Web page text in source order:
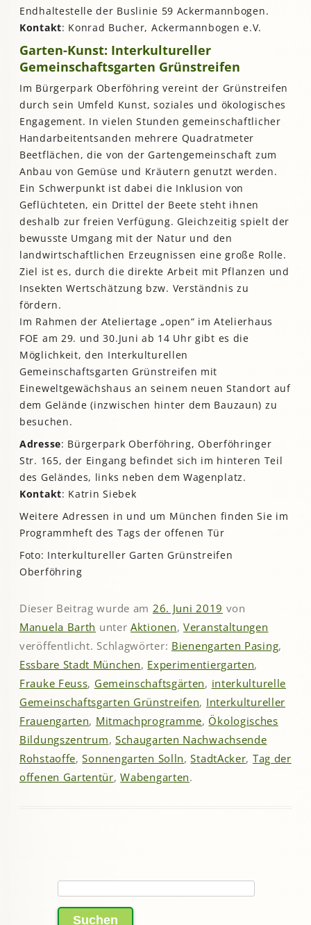
Endhaltestelle der Buslinie 59 Ackermannbogen.
Kontakt: Konrad Bucher, Ackermannbogen e.V.
Garten-Kunst: Interkultureller
Gemeinschaftsgarten Grünstreifen
Im Bürgerpark Oberföhring vereint der Grünstreifen
durch sein Umfeld Kunst, soziales und ökologisches
Engagement. In vielen Stunden gemeinschaftlicher
Handarbeitentsanden mehrere Quadratmeter
Beetflächen, die von der Gartengemeinschaft zum
Anbau von Gemüse und Kräutern genutzt werden.
Ein Schwerpunkt ist dabei die Inklusion von
Geflüchteten, ein Drittel der Beete steht ihnen
deshalb zur freien Verfügung. Gleichzeitig spielt der
bewusste Umgang mit der Natur und den
landwirtschaftlichen Erzeugnissen eine große Rolle.
Ziel ist es, durch die direkte Arbeit mit Pflanzen und
Insekten Wertschätzung bzw. Verständnis zu
fördern.
Im Rahmen der Ateliertage „open“ im Atelierhaus
FOE am 29. und 30.Juni ab 14 Uhr gibt es die
Möglichkeit, den Interkulturellen
Gemeinschaftsgarten Grünstreifen mit
Eineweltgewächshaus an seinem neuen Standort auf
dem Gelände (inzwischen hinter dem Bauzaun) zu
besuchen.
Adresse: Bürgerpark Oberföhring, Oberföhringer
Str. 165, der Eingang befindet sich im hinteren Teil
des Geländes, links neben dem Wagenplatz.
Kontakt: Katrin Siebek
Weitere Adressen in und um München finden Sie im
Programmheft des Tags der offenen Tür
Foto: Interkultureller Garten Grünstreifen
Oberföhring
Dieser Beitrag wurde am 26. Juni 2019 von
Manuela Barth unterAktionen,Veranstaltungen
veröffentlicht. Schlagwörter: Bienengarten Pasing,
Essbare Stadt München, Experimentiergarten,
Frauke Feuss, Gemeinschaftsgärten, interkulturelle
Gemeinschaftsgarten Grünstreifen, Interkultureller
Frauengarten, Mitmachprogramme, Ökologisches
Bildungszentrum, Schaugarten Nachwachsende
Rohstaoffe,Sonnengarten Solln,StadtAcker, Tag der
offenen Gartentür,Wabengarten.
nach: